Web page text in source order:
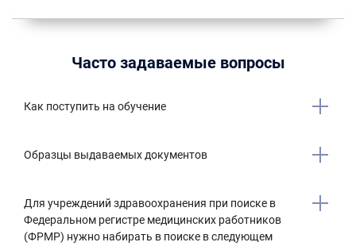
Часто задаваемые вопросы
Как поступить на обучение
Образцы выдаваемых документов
Для учреждений здравоохранения при поиске в
Федеральном регистре медицинских работников
(ФРМР) нужно набирать в поиске в следующем